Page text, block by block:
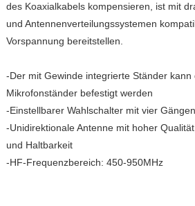
des Koaxialkabels kompensieren, ist mit
und Antennenverteilungssystemen
Vorspannung bereitstellen.
-Der mit Gewinde integrierte Ständer kann
Mikrofonständer befestigt werden
-Einstellbarer Wahlschalter mit vier Gängen
-Unidirektionale Antenne mit hoher
und Haltbarkeit
-HF-Frequenzbereich: 450-950MHz